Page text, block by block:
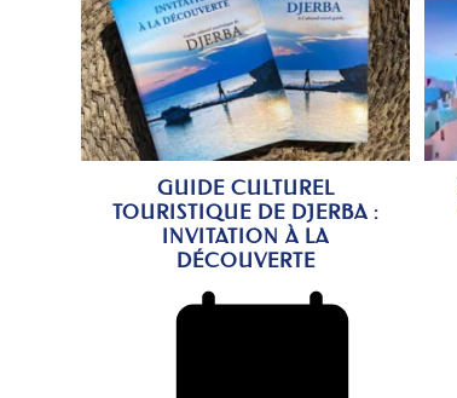
GUIDE CULTUREL
TOURISTIQUE DE DJERBA :
INVITATION À LA
DÉCOUVERTE